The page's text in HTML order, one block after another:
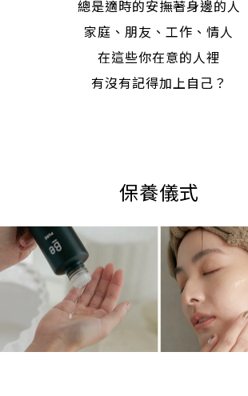
總是適時的安撫著身邊的人
家庭、朋友、工作、情人
在這些你在意的人裡
有沒有記得加上自己？
保養儀式